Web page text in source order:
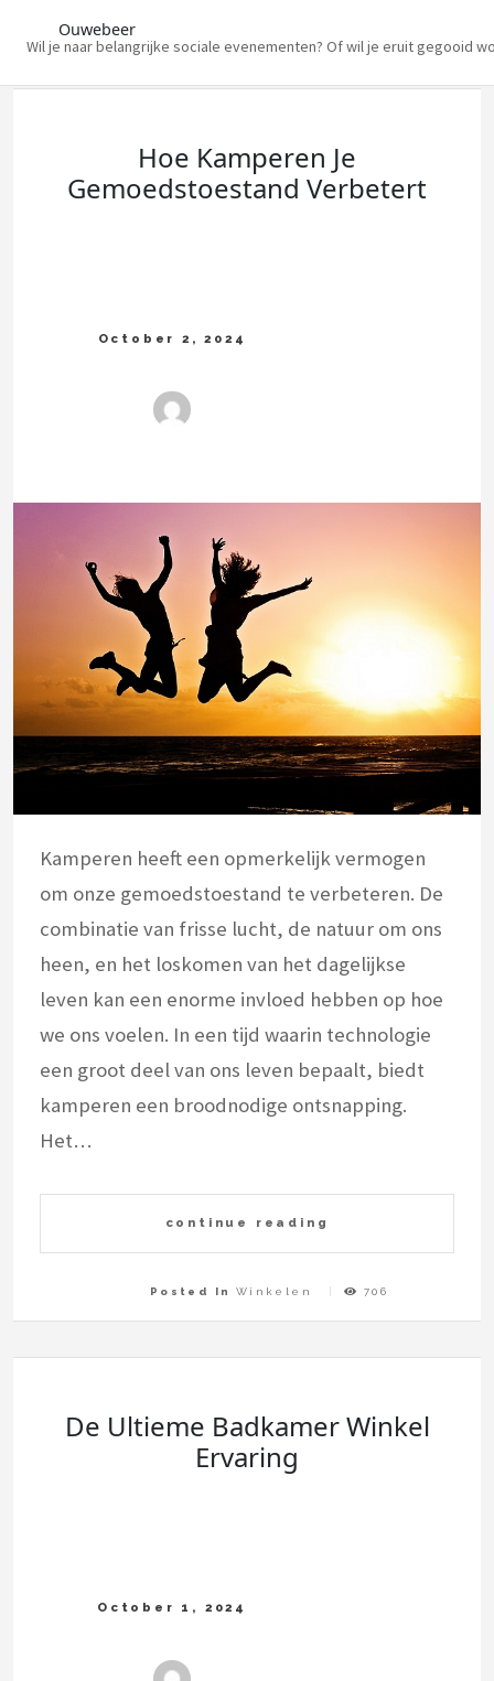
Ouwebeer
Wil je naar belangrijke sociale evenementen? Of wil je eruit gegooid
Hoe Kamperen Je
Gemoedstoestand Verbetert
Kamperen heeft een opmerkelijk vermogen
om onze gemoedstoestand te verbeteren. De
combinatie van frisse lucht, de natuur om ons
heen, en het loskomen van het dagelijkse
leven kan een enorme invloed hebben op hoe
we ons voelen. In een tijd waarin technologie
een groot deel van ons leven bepaalt, biedt
kamperen een broodnodige ontsnapping.
Het…
continue reading
Posted In Winkelen 706
De Ultieme Badkamer Winkel
Ervaring